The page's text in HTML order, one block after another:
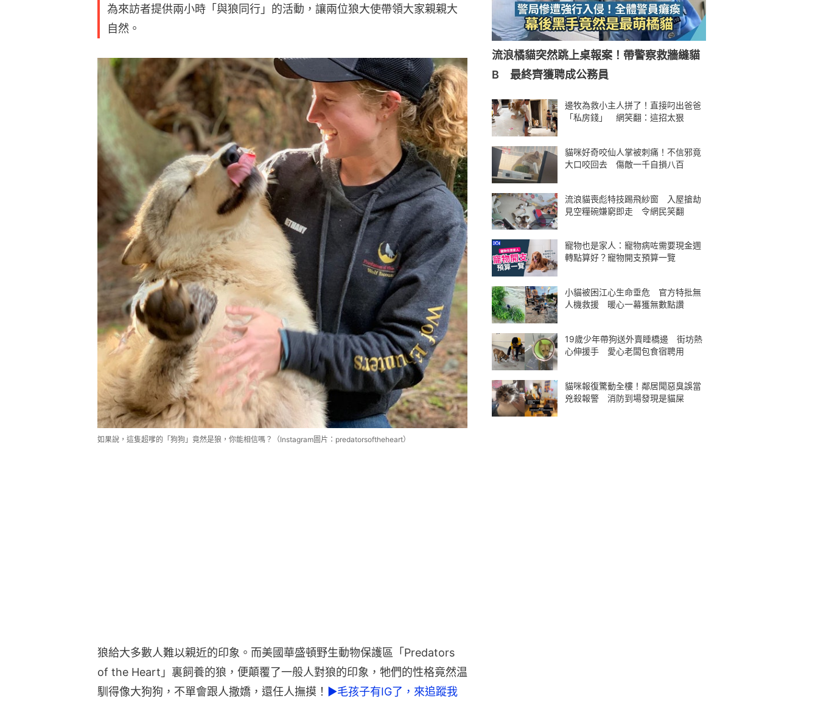
為來訪者提供兩小時「與狼同行」的活動，讓兩位狼大使帶領大家親親大
自然。
如果說，這隻超嗲的「狗狗」竟然是狼，你能相信嗎？（Instagram圖片：predatorsoftheheart）
狼給大多數人難以親近的印象。而美國華盛頓野生動物保護區「Predators
of the Heart」裏飼養的狼，便顛覆了一般人對狼的印象，牠們的性格竟然温
馴得像大狗狗，不單會跟人撒嬌，還任人撫摸！ ►毛孩子有IG了，來追蹤我
流浪橘貓突然跳上桌報案！帶警察救牆縫貓
B 最終齊獲聘成公務員
邊牧為救小主人拼了！直接叼出爸爸
「私房錢」 網笑翻：這招太狠
貓咪好奇咬仙人掌被刺痛！不信邪竟
大口咬回去 傷敵一千自損八百
流浪貓喪彪特技踢飛紗窗 入屋搶劫
見空糧碗嫌窮即走 令網民笑翻
寵物也是家人：寵物病咗需要現金週
轉點算好？寵物開支預算一覽
小貓被困江心生命垂危 官方特批無
人機救援 暖心一幕獲無數點讚
19歲少年帶狗送外賣睡橋邊 街坊熱
心伸援手 愛心老闆包食宿聘用
貓咪報復驚動全樓！鄰居聞惡臭誤當
兇殺報警 消防到場發現是貓屎